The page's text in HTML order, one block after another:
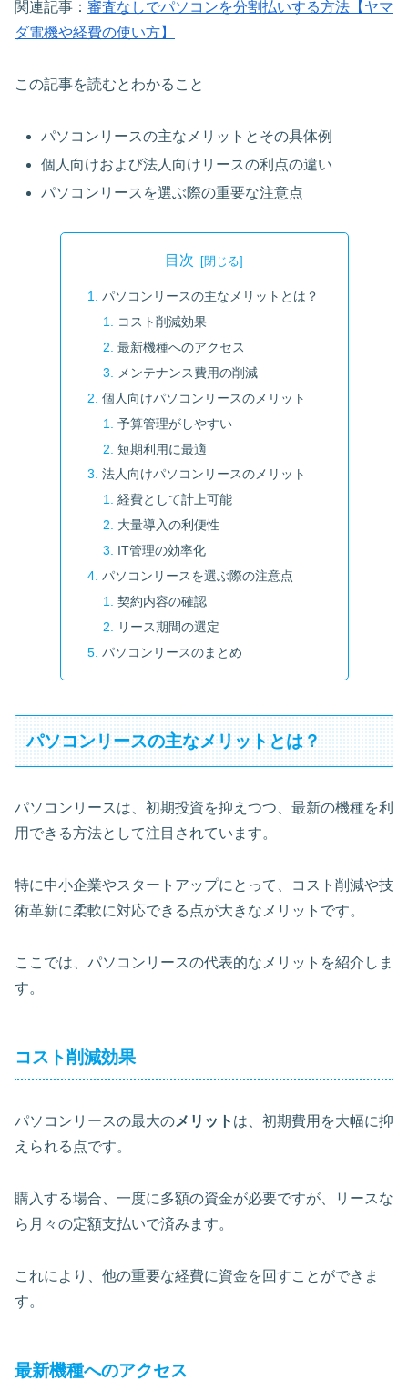
関連記事： 審査なしでパソコンを分割払いする方法【ヤマ
ダ電機や経費の使い方】
この記事を読むとわかること
パソコンリースの主なメリットとその具体例
個人向けおよび法人向けリースの利点の違い
パソコンリースを選ぶ際の重要な注意点
目次
パソコンリースの主なメリットとは？
コスト削減効果
最新機種へのアクセス
メンテナンス費用の削減
個人向けパソコンリースのメリット
予算管理がしやすい
短期利用に最適
法人向けパソコンリースのメリット
経費として計上可能
大量導入の利便性
IT管理の効率化
パソコンリースを選ぶ際の注意点
契約内容の確認
リース期間の選定
パソコンリースのまとめ
パソコンリースの主なメリットとは？
パソコンリースは、初期投資を抑えつつ、最新の機種を利
用できる方法として注目されています。
特に中小企業やスタートアップにとって、コスト削減や技
術革新に柔軟に対応できる点が大きなメリットです。
ここでは、パソコンリースの代表的なメリットを紹介しま
す。
コスト削減効果
パソコンリースの最大のメリット は、初期費用を大幅に抑
えられる点です。
購入する場合、一度に多額の資金が必要ですが、リースな
ら月々の定額支払いで済みます。
これにより、他の重要な経費に資金を回すことができま
す。
最新機種へのアクセス